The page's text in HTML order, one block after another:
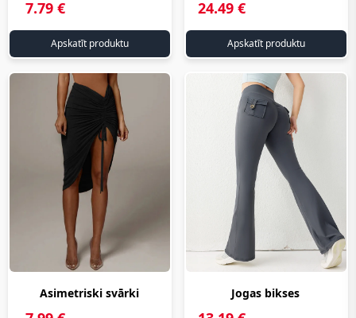
русском
7.79 €
www.aliexpress.lv
на
русском
Apskatīt produktu
русском
24.49 €
www.aliexpress.lv
на
русском
Apskatīt produktu
Asimetriski svārki
www.aliexpress.lv на
Jogas bikses
www.aliexpress.lv на